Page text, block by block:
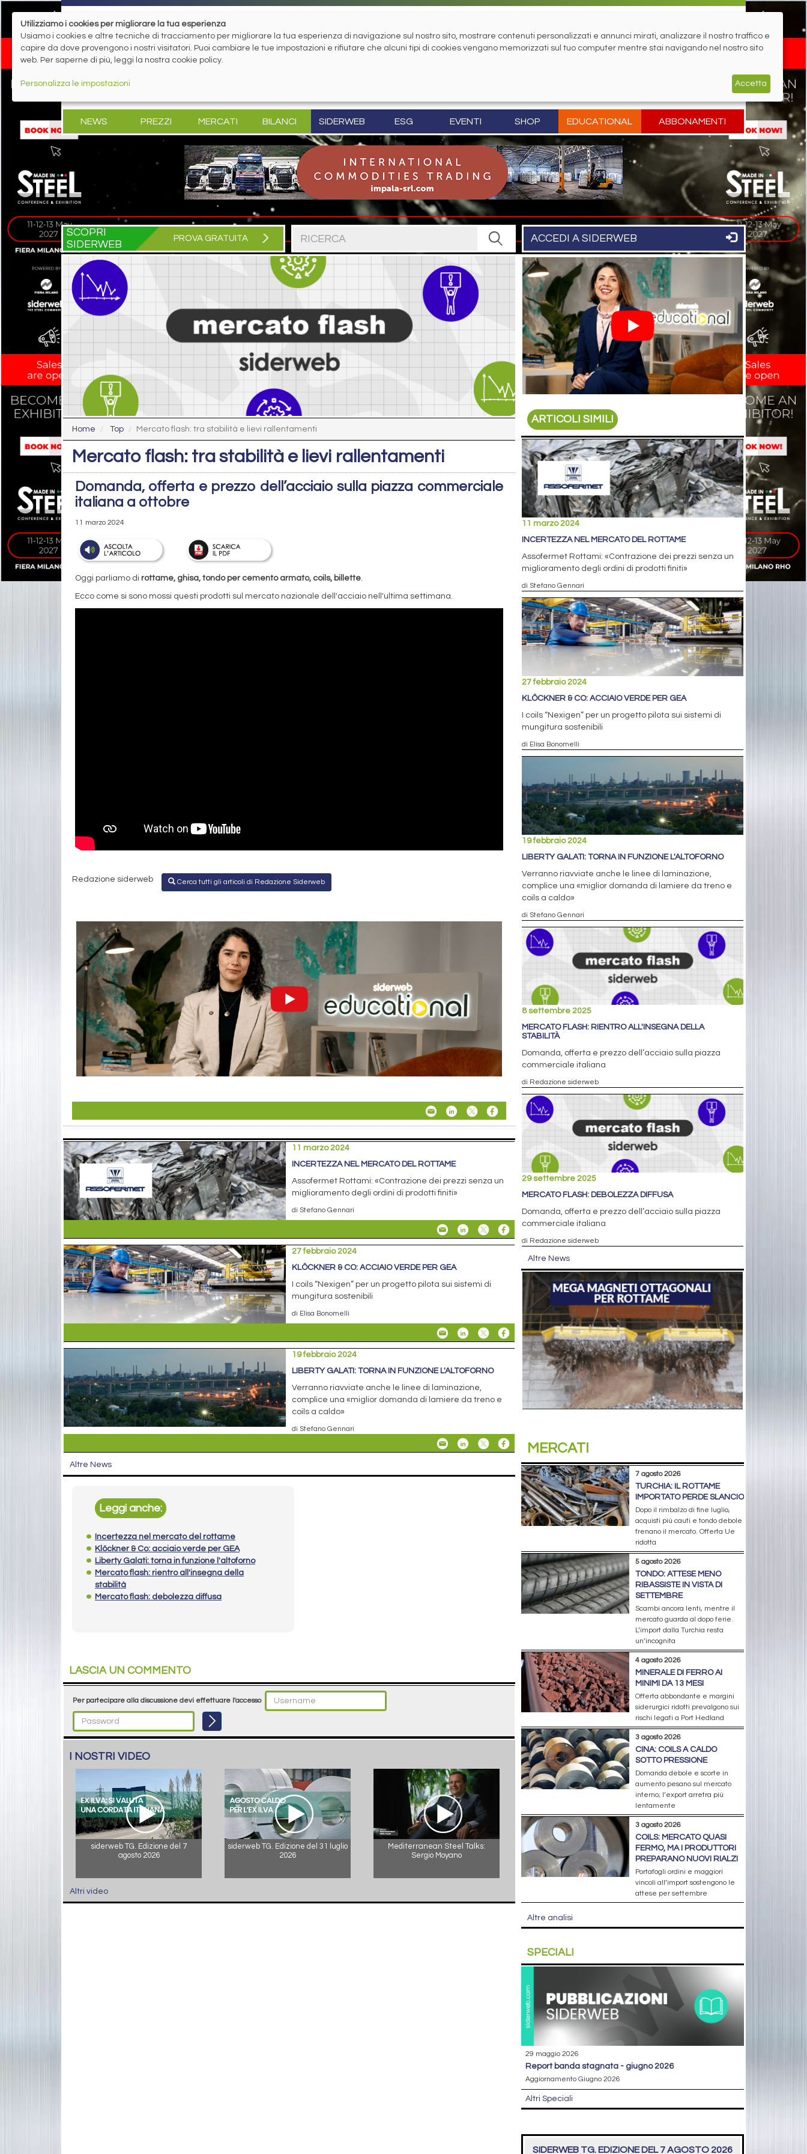
NEWS PREZZI MERCATI BILANCI SIDERWEB ESG EVENTI SHOP EDUCATIONAL ABBONAMENTI
SCOPRI
SIDERWEB
PROVA GRATUITA ACCEDI A SIDERWEB
Home Top Mercato flash: tra stabilità e lievi rallentamenti
Mercato flash: tra stabilità e lievi rallentamenti
Domanda, offerta e prezzo dell’acciaio sulla piazza commerciale
italiana a ottobre
11 marzo 2024
Oggi parliamo di rottame, ghisa, tondo per cemento armato, coils, billette.
Ecco come si sono mossi questi prodotti sul mercato nazionale dell'acciaio nell'ultima settimana.
Redazione siderweb Cerca tutti gli articoli di Redazione Siderweb
11 marzo 2024
INCERTEZZA NEL MERCATO DEL ROTTAME
Assofermet Rottami: «Contrazione dei prezzi senza un
miglioramento degli ordini di prodotti finiti»
di Stefano Gennari
27 febbraio 2024
KLÖCKNER & CO: ACCIAIO VERDE PER GEA
I coils “Nexigen” per un progetto pilota sui sistemi di
mungitura sostenibili
di Elisa Bonomelli
19 febbraio 2024
LIBERTY GALATI: TORNA IN FUNZIONE L'ALTOFORNO
Verranno riavviate anche le linee di laminazione,
complice una «miglior domanda di lamiere da treno e
coils a caldo»
di Stefano Gennari
Altre News
Leggi anche:
Incertezza nel mercato del rottame
Klöckner & Co: acciaio verde per GEA
Liberty Galati: torna in funzione l'altoforno
Mercato flash: rientro all'insegna della
stabilità
Mercato flash: debolezza diffusa
LASCIA UN COMMENTO
Per partecipare alla discussione devi effettuare l'accesso
I NOSTRI VIDEO
siderweb TG. Edizione del 7
agosto 2026
siderweb TG. Edizione del 31 luglio
2026
Mediterranean Steel Talks:
Sergio Moyano
Altri video
ARTICOLI SIMILI
11 marzo 2024
INCERTEZZA NEL MERCATO DEL ROTTAME
Assofermet Rottami: «Contrazione dei prezzi senza un
miglioramento degli ordini di prodotti finiti»
di Stefano Gennari
27 febbraio 2024
KLÖCKNER & CO: ACCIAIO VERDE PER GEA
I coils “Nexigen” per un progetto pilota sui sistemi di
mungitura sostenibili
di Elisa Bonomelli
19 febbraio 2024
LIBERTY GALATI: TORNA IN FUNZIONE L'ALTOFORNO
Verranno riavviate anche le linee di laminazione,
complice una «miglior domanda di lamiere da treno e
coils a caldo»
di Stefano Gennari
8 settembre 2025
MERCATO FLASH: RIENTRO ALL'INSEGNA DELLA
STABILITÀ
Domanda, offerta e prezzo dell’acciaio sulla piazza
commerciale italiana
di Redazione siderweb
29 settembre 2025
MERCATO FLASH: DEBOLEZZA DIFFUSA
Domanda, offerta e prezzo dell’acciaio sulla piazza
commerciale italiana
di Redazione siderweb
Altre News
MERCATI
7 agosto 2026
TURCHIA: IL ROTTAME
IMPORTATO PERDE SLANCIO
Dopo il rimbalzo di fine luglio,
acquisti più cauti e tondo debole
frenano il mercato. Offerta Ue
ridotta
5 agosto 2026
TONDO: ATTESE MENO
RIBASSISTE IN VISTA DI
SETTEMBRE
Scambi ancora lenti, mentre il
mercato guarda al dopo ferie.
L’import dalla Turchia resta
un’incognita
4 agosto 2026
MINERALE DI FERRO AI
MINIMI DA 13 MESI
Offerta abbondante e margini
siderurgici ridotti prevalgono sui
rischi legati a Port Hedland
3 agosto 2026
CINA: COILS A CALDO
SOTTO PRESSIONE
Domanda debole e scorte in
aumento pesano sul mercato
interno; l’export arretra più
lentamente
3 agosto 2026
COILS: MERCATO QUASI
FERMO, MA I PRODUTTORI
PREPARANO NUOVI RIALZI
Portafogli ordini e maggiori
vincoli all’import sostengono le
attese per settembre
Altre analisi
SPECIALI
29 maggio 2026
report banda stagnata - giugno 2026
Aggiornamento Giugno 2026
Altri Speciali
SIDERWEB TG. EDIZIONE DEL 7 AGOSTO 2026
Utilizziamo i cookies per migliorare la tua esperienza
Usiamo i cookies e altre tecniche di tracciamento per migliorare la tua esperienza di navigazione sul nostro sito, mostrare contenuti personalizzati e annunci mirati, analizzare il nostro traffico e
capire da dove provengono i nostri visitatori. Puoi cambiare le tue impostazioni e rifiutare che alcuni tipi di cookies vengano memorizzati sul tuo computer mentre stai navigando nel nostro sito
web. Per saperne di più, leggi la nostra cookie policy.
Personalizza le impostazioni Accetta